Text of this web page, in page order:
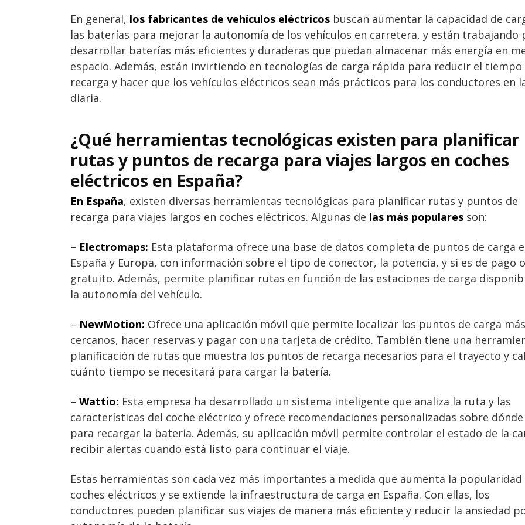
En general, los fabricantes de vehículos eléctricos buscan aumentar la capacidad de
las baterías para mejorar la autonomía de los vehículos en carretera, y están trabajando
desarrollar baterías más eficientes y duraderas que puedan almacenar más energía en
espacio. Además, están invirtiendo en tecnologías de carga rápida para reducir el tiempo
recarga y hacer que los vehículos eléctricos sean más prácticos para los conductores en
diaria.
¿Qué herramientas tecnológicas existen para planificar
rutas y puntos de recarga para viajes largos en coches
eléctricos en España?
En España, existen diversas herramientas tecnológicas para planificar rutas y puntos de
recarga para viajes largos en coches eléctricos. Algunas de las más populares son:
– Electromaps: Esta plataforma ofrece una base de datos completa de puntos de carga
España y Europa, con información sobre el tipo de conector, la potencia, y si es de pago o
gratuito. Además, permite planificar rutas en función de las estaciones de carga
la autonomía del vehículo.
– NewMotion: Ofrece una aplicación móvil que permite localizar los puntos de carga más
cercanos, hacer reservas y pagar con una tarjeta de crédito. También tiene una
planificación de rutas que muestra los puntos de recarga necesarios para el trayecto y
cuánto tiempo se necesitará para cargar la batería.
– Wattio: Esta empresa ha desarrollado un sistema inteligente que analiza la ruta y las
características del coche eléctrico y ofrece recomendaciones personalizadas sobre
para recargar la batería. Además, su aplicación móvil permite controlar el estado de la
recibir alertas cuando está listo para continuar el viaje.
Estas herramientas son cada vez más importantes a medida que aumenta la popularidad
coches eléctricos y se extiende la infraestructura de carga en España. Con ellas, los
conductores pueden planificar sus viajes de manera más eficiente y reducir la ansiedad